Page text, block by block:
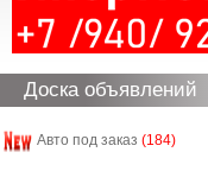
Доска объявлений
Авто под заказ (184)